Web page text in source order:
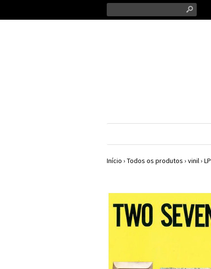
s
Início › Todos os produtos › vinil› LP